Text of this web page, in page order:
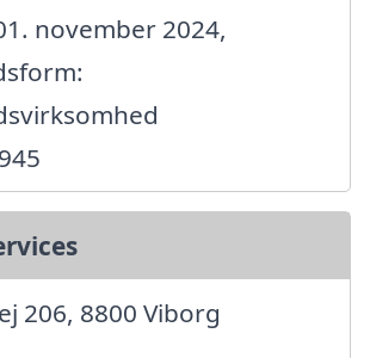
november 2024,
206, 8800 Viborg